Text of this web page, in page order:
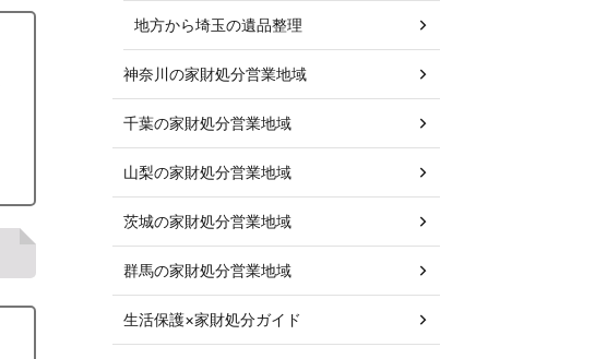
地方から埼玉の遺品整理
神奈川の家財処分営業地域
千葉の家財処分営業地域
山梨の家財処分営業地域
茨城の家財処分営業地域
群馬の家財処分営業地域
生活保護×家財処分ガイド